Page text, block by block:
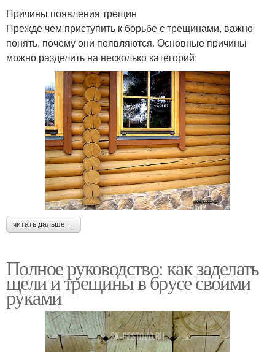
Причины появления трещин
Прежде чем приступить к борьбе с трещинами, важно
понять, почему они появляются. Основные причины
можно разделить на несколько категорий:
читать дальше →
Полное руководство: как заделать
щели и трещины в брусе своими
руками